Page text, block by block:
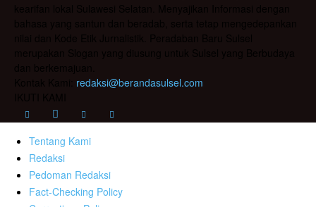
redaksi@berandasulsel.com
Tentang Kami
Redaksi
Pedoman Redaksi
Fact-Checking Policy